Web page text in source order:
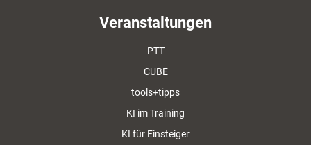
Veranstaltungen
PTT
CUBE
tools+tipps
KI im Training
KI für Einsteiger